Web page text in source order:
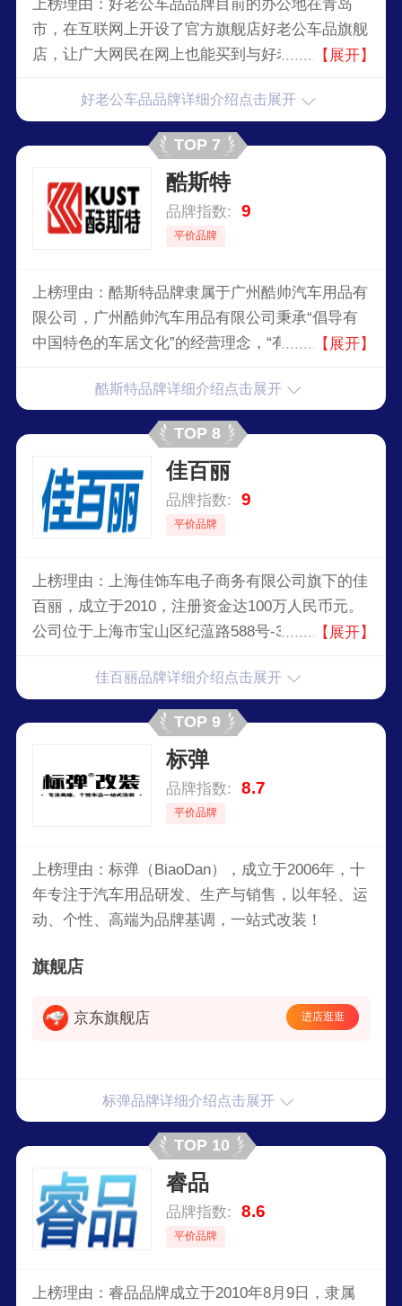
上榜理由：好老公车品品牌目前的办公地在青岛
市，在互联网上开设了官方旗舰店好老公车品旗舰
店，让广大网民在网上也能买到与好老公车品实体
广大用户们的喜爱，虽然好老公车品已经取得一些
不错的成绩，但并没有放慢前进的步伐，仍在为成
为行业中的最顶尖品牌努力。
【展开】
好老公车品品牌详细介绍点击展开
TOP 7
酷斯特
品牌指数: 9
平价品牌
上榜理由：酷斯特品牌隶属于广州酷帅汽车用品有
限公司，广州酷帅汽车用品有限公司秉承“倡导有
中国特色的车居文化”的经营理念，“有所学、有所
合作伙伴携手同行，共创未来。涉足汽车养护，汽
车美容，汽车改装维修。
【展开】
酷斯特品牌详细介绍点击展开
TOP 8
佳百丽
品牌指数: 9
平价品牌
上榜理由：上海佳饰车电子商务有限公司旗下的佳
百丽，成立于2010，注册资金达100万人民币元。
公司位于上海市宝山区纪蕰路588号-3-A42，拥有
服务。公司员工人数有100多人，办公面积1500平
米，3000平米仓储。上海佳饰车电子商务有限公司
坚定以诚信为本，选择我们就是选择诚信主营电子
商务、汽车用品制造及经销。
【展开】
佳百丽品牌详细介绍点击展开
TOP 9
标弹
品牌指数: 8.7
平价品牌
上榜理由：标弹（BiaoDan），成立于2006年，十
年专注于汽车用品研发、生产与销售，以年轻、运
动、个性、高端为品牌基调，一站式改装！
旗舰店
京东旗舰店 进店逛逛
标弹品牌详细介绍点击展开
TOP 10
睿品
品牌指数: 8.6
平价品牌
上榜理由：睿品品牌成立于2010年8月9日，隶属